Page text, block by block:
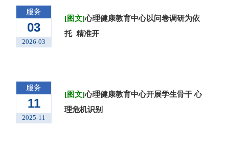
服务
03
2026-03
[图文]心理健康教育中心以问卷调研为依
托 精准开
服务
11
2025-11
[图文]心理健康教育中心开展学生骨干 心
理危机识别